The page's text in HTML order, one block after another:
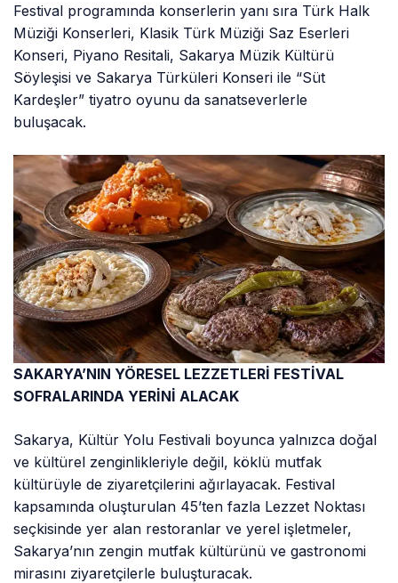
Festival programında konserlerin yanı sıra Türk Halk
Müziği Konserleri, Klasik Türk Müziği Saz Eserleri
Konseri, Piyano Resitali, Sakarya Müzik Kültürü
Söyleşisi ve Sakarya Türküleri Konseri ile “Süt
Kardeşler” tiyatro oyunu da sanatseverlerle
buluşacak.
SAKARYA’NIN YÖRESEL LEZZETLERİ FESTİVAL
SOFRALARINDA YERİNİ ALACAK
Sakarya, Kültür Yolu Festivali boyunca yalnızca doğal
ve kültürel zenginlikleriyle değil, köklü mutfak
kültürüyle de ziyaretçilerini ağırlayacak. Festival
kapsamında oluşturulan 45’ten fazla Lezzet Noktası
seçkisinde yer alan restoranlar ve yerel işletmeler,
Sakarya’nın zengin mutfak kültürünü ve gastronomi
mirasını ziyaretçilerle buluşturacak.